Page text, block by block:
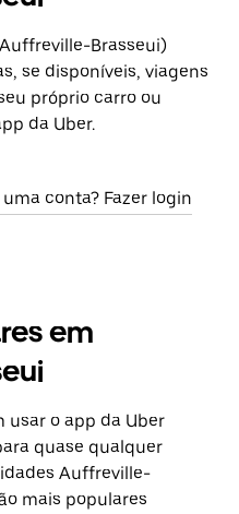
Brasseui)
se disponíveis, viagens
próprio carro ou
da Uber.
conta? Fazer login
em
usar o app da Uber
quase qualquer
Auffreville-
mais populares